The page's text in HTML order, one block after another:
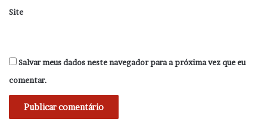
Site
Salvar meus dados neste navegador para a próxima vez que eu
comentar.